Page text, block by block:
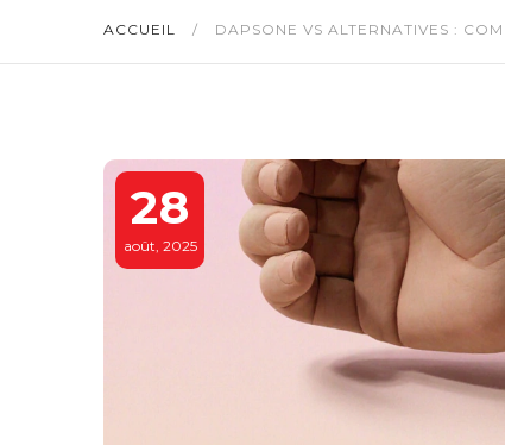
ACCUEIL / DAPSONE VS ALTERNATIVES :
28
août, 2025